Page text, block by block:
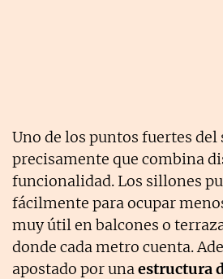
Uno de los puntos fuertes del
precisamente que combina
funcionalidad. Los sillones
fácilmente para ocupar
muy útil en balcones o
donde cada metro cuenta.
apostado por unaestructura